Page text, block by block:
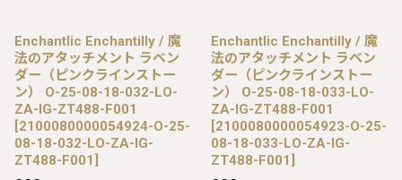
Enchantlic Enchantilly / 魔
法のアタッチメント ラベン
ダー（ピンクラインストー
ン） O-25-08-18-032-LO-
ZA-IG-ZT488-F001
[2100080000054924-O-25-
08-18-032-LO-ZA-IG-
ZT488-F001 ]
Enchantlic Enchantilly / 魔
法のアタッチメント ラベン
ダー（ピンクラインストー
ン） O-25-08-18-033-LO-
ZA-IG-ZT488-F001
[2100080000054923-O-25-
08-18-033-LO-ZA-IG-
ZT488-F001 ]